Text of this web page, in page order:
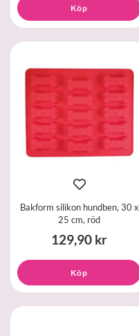
Köp
Bakform silikon hundben, 30 x
25 cm, röd
129,90 kr
Köp